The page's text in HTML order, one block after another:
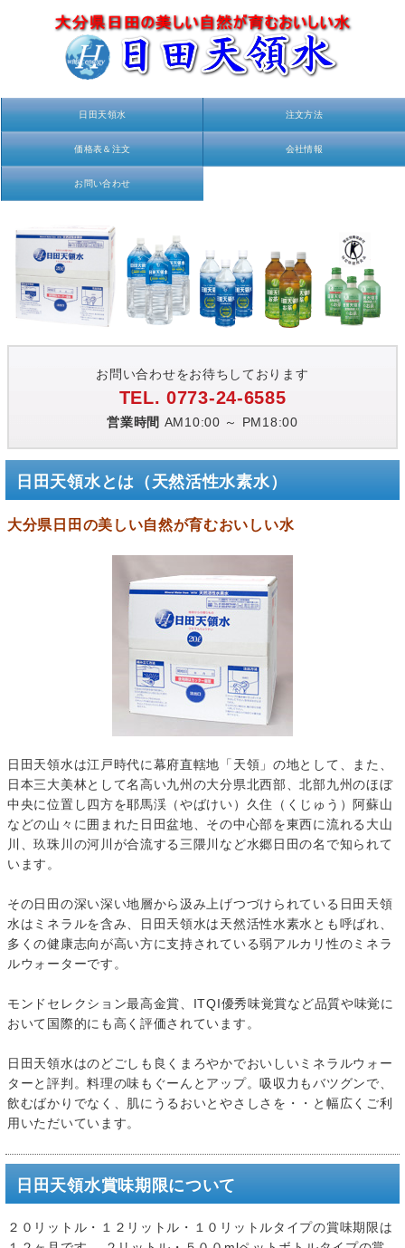
日田天領水 注文方法
価格表＆注文 会社情報
お問い合わせ
お問い合わせをお待ちしております
TEL. 0773-24-6585
営業時間 AM10:00 ～ PM18:00
日田天領水とは（天然活性水素水）
大分県日田の美しい自然が育むおいしい水
日田天領水は江戸時代に幕府直轄地「天領」の地として、また、
日本三大美林として名高い九州の大分県北西部、北部九州のほぼ
中央に位置し四方を耶馬渓（やばけい）久住（くじゅう）阿蘇山
などの山々に囲まれた日田盆地、その中心部を東西に流れる大山
川、玖珠川の河川が合流する三隈川など水郷日田の名で知られて
います。
その日田の深い深い地層から汲み上げつづけられている日田天領
水はミネラルを含み、日田天領水は天然活性水素水とも呼ばれ、
多くの健康志向が高い方に支持されている弱アルカリ性のミネラ
ルウォーターです。
モンドセレクション最高金賞、ITQI優秀味覚賞など品質や味覚に
おいて国際的にも高く評価されています。
日田天領水はのどごしも良くまろやかでおいしいミネラルウォー
ターと評判。料理の味もぐーんとアップ。吸収力もバツグンで、
飲むばかりでなく、肌にうるおいとやさしさを・・と幅広くご利
用いただいています。
日田天領水賞味期限について
２０リットル・１２リットル・１０リットルタイプの賞味期限は